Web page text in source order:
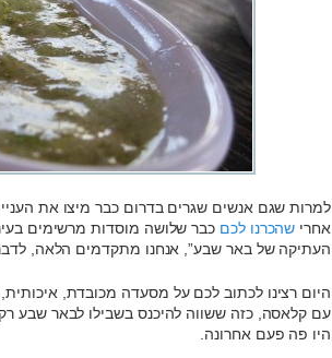
למרות שגם אנשים שגרים בדרום כבר מיצו את
אחרי שהכרנו לכם כבר שלושה מוסדות מרשימים
העתיקה של באר שבע”, אנחנו מתקדמים הלאה,
היום רצינו לכתוב לכם על מסעדה מכובדת,
עם קלאסה, כזה ששווה להיכנס בשבילו לבאר שבע
היו פה פעם אחרונה.